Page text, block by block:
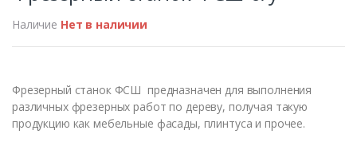
Наличие Нет в наличии
Фрезерный станок ФСШ предназначен для выполнения
различных фрезерных работ по дереву, получая такую
продукцию как мебельные фасады, плинтуса и прочее.